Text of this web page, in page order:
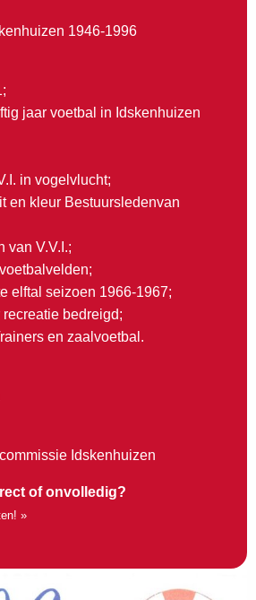
1946-1996
jaar voetbal in Idskenhuizen
in vogelvlucht;
en kleur Bestuursledenvan
van V.V.I.;
elftal seizoen 1966-1967;
bedreigd;
en zaalvoetbal.
Idskenhuizen
of onvolledig?
»